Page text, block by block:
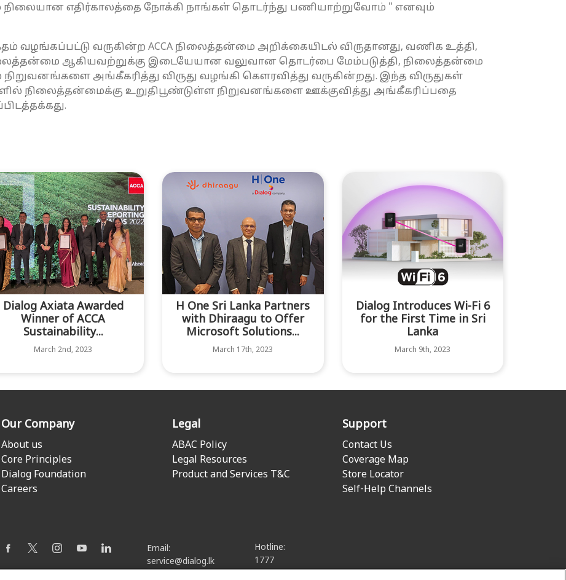
நிலையான எதிர்காலத்தை நோக்கி நாங்கள் தொடர்ந்து பணியாற்றுவோம் " எனவும்
வழங்கப்பட்டு வருகின்ற ACCA நிலைத்தன்மை அறிக்கையிடல் விருதானது, வணிக உத்தி,
ஆகியவற்றுக்கு இடையேயான வலுவான தொடர்பை மேம்படுத்தி, நிலைத்தன்மை
அங்கீகரித்து விருது வழங்கி கெளரவித்து வருகின்றது. இந்த விருதுகள்
நிலைத்தன்மைக்கு உறுதிபூண்டுள்ள நிறுவனங்களை ஊக்குவித்து அங்கீகரிப்பதை
Dialog Axiata Awarded
Winner of ACCA
Sustainability...
March 2nd, 2023
H One Sri Lanka Partners
with Dhiraagu to Offer
Microsoft Solutions...
March 17th, 2023
Dialog Introduces Wi-Fi 6
for the First Time in Sri
Lanka
March 9th, 2023
Our Company
About us
Core Principles
Dialog Foundation
Careers
Legal
ABAC Policy
Legal Resources
Product and Services T&C
Support
Contact Us
Coverage Map
Store Locator
Self-Help Channels
Email:
service@dialog.lk
Hotline:
1777